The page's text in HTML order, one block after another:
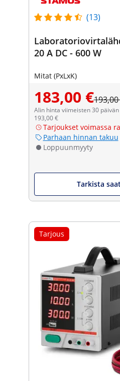
(13)
20 A DC - 600 W
Mitat (PxLxK)
183,00 €193,00
Alin hinta viimeisten 30
193,00 €
Tarjoukset voimassa
Parhaan hinnan takuu
Loppuunmyyty
Tarkista
Tarjous